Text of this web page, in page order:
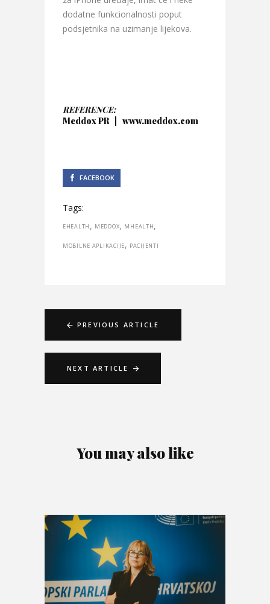
dodatne funkcionalnosti poput
podsjetnika na uzimanje lijekova.
REFERENCE:
Meddox PR | www.meddox.com
FACEBOOK
Tags:
EHEALTH , MEDDOX, MHEALTH,
MOBILNE APLIKACIJE, PACIJENTI
PREVIOUS ARTICLE
NEXT ARTICLE
You may also like